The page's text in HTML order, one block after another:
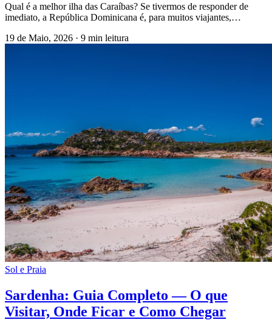
Qual é a melhor ilha das Caraíbas? Se tivermos de responder de
imediato, a República Dominicana é, para muitos viajantes,…
19 de Maio, 2026 · 9 min leitura
Sol e Praia
Sardenha: Guia Completo — O que
Visitar, Onde Ficar e Como Chegar